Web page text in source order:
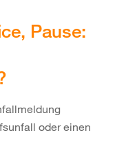
Pause:
oder einen